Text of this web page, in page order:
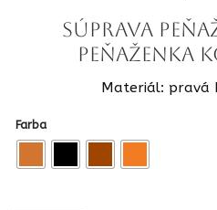
Súprava
peňaženka
Materiál: pravá
Farba